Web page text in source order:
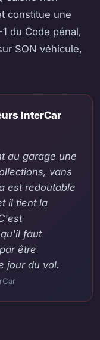
constitue une
du Code pénal,
SON véhicule,
InterCar
au garage une
vans
est redoutable
il tient la
faut
être
jour du vol.